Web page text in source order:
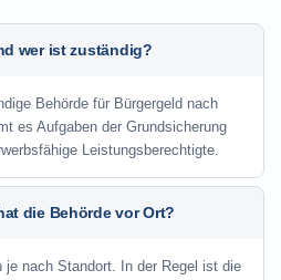
wer ist zuständig?
Behörde für Bürgergeld nach
es Aufgaben der Grundsicherung
Leistungsberechtigte.
die Behörde vor Ort?
je nach Standort. In der Regel ist die